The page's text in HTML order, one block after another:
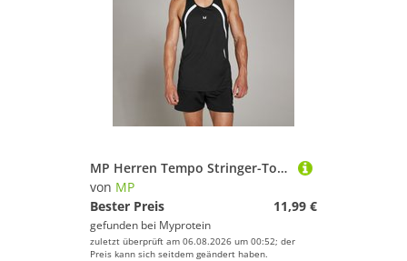
MP Herren Tempo Stringer-Top – Schwarz - S
von MP
Bester Preis
11,99 €
gefunden bei Myprotein
zuletzt überprüft am 06.08.2026 um 00:52; der
Preis kann sich seitdem geändert haben.